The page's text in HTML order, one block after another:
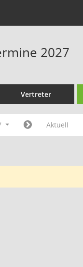
2027
Vertreter
Aktuell